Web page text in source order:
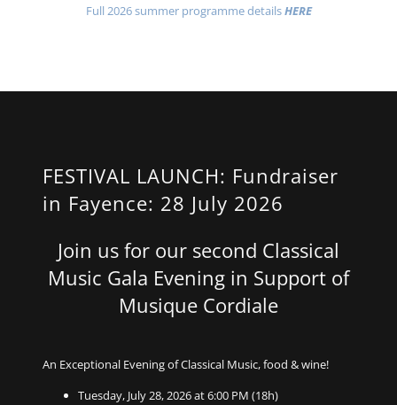
Full 2026 summer programme detailsHERE
FESTIVAL LAUNCH: Fundraiser
in Fayence: 28 July 2026
Join us for our second Classical
Music Gala Evening in Support of
Musique Cordiale
An Exceptional Evening of Classical Music, food & wine!
Tuesday, July 28, 2026 at 6:00 PM (18h)